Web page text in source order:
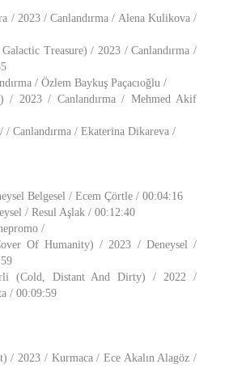
/ 2023 / Canlandırma / Alena Kulikova /
Treasure) / 2023 / Canlandırma /
/ Özlem Baykuş Paçacıoğlu /
/ 2023 / Canlandırma / Mehmed Akif
/ Canlandırma / Ekaterina Dikareva /
Belgesel / Ecem Çörtle / 00:04:16
/ Resul Aşlak / 00:12:40
/
Of Humanity) / 2023 / Deneysel /
(Cold, Distant And Dirty) / 2022 /
/ 00:09:59
/ 2023 / Kurmaca / Ece Akalın Alagöz /